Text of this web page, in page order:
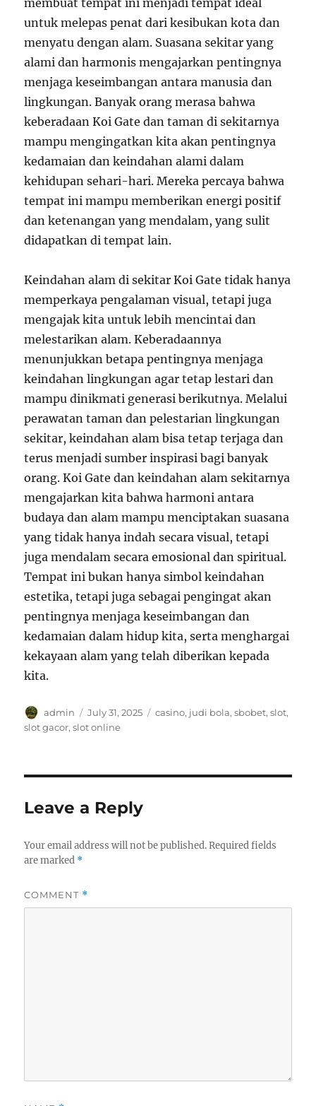
membuat tempat ini menjadi tempat ideal
untuk melepas penat dari kesibukan kota dan
menyatu dengan alam. Suasana sekitar yang
alami dan harmonis mengajarkan pentingnya
menjaga keseimbangan antara manusia dan
lingkungan. Banyak orang merasa bahwa
keberadaan Koi Gate dan taman di sekitarnya
mampu mengingatkan kita akan pentingnya
kedamaian dan keindahan alami dalam
kehidupan sehari-hari. Mereka percaya bahwa
tempat ini mampu memberikan energi positif
dan ketenangan yang mendalam, yang sulit
didapatkan di tempat lain.
Keindahan alam di sekitar Koi Gate tidak hanya
memperkaya pengalaman visual, tetapi juga
mengajak kita untuk lebih mencintai dan
melestarikan alam. Keberadaannya
menunjukkan betapa pentingnya menjaga
keindahan lingkungan agar tetap lestari dan
mampu dinikmati generasi berikutnya. Melalui
perawatan taman dan pelestarian lingkungan
sekitar, keindahan alam bisa tetap terjaga dan
terus menjadi sumber inspirasi bagi banyak
orang. Koi Gate dan keindahan alam sekitarnya
mengajarkan kita bahwa harmoni antara
budaya dan alam mampu menciptakan suasana
yang tidak hanya indah secara visual, tetapi
juga mendalam secara emosional dan spiritual.
Tempat ini bukan hanya simbol keindahan
estetika, tetapi juga sebagai pengingat akan
pentingnya menjaga keseimbangan dan
kedamaian dalam hidup kita, serta menghargai
kekayaan alam yang telah diberikan kepada
kita.
Author
admin
Posted
on
July 31, 2025 Tags
casino, judi bola,sbobet,slot,
slot gacor,slot online
Leave a Reply
Your email address will not be published. Required fields
are marked *
COMMENT *